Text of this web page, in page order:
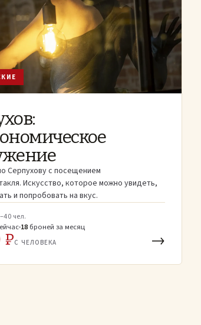
Серпухову с посещением
Искусство, которое можно увидеть,
и попробовать на вкус.
чел.
18 броней за месяц
₽С ЧЕЛОВЕКА →